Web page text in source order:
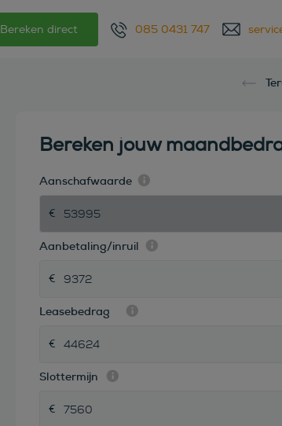
Bereken direct 085 0431 747
Bereken jouw
Aanschafwaarde
Aanbetaling/inruil
Leasebedrag
Slottermijn